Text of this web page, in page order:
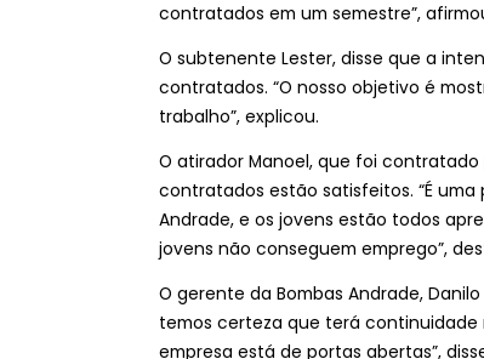
contratados em um semestre”,
O subtenente Lester, disse que a
contratados. “O nosso objetivo é
trabalho”, explicou.
O atirador Manoel, que foi contratado
contratados estão satisfeitos. “É
Andrade, e os jovens estão todos
jovens não conseguem emprego”,
O gerente da Bombas Andrade,
temos certeza que terá continuidade
empresa está de portas abertas”,